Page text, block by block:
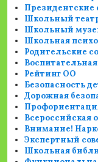
Президентские
Школьный
Школьный
Школьная
Родительские
Воспитательная
Рейтинг ОО
Безопасность
Дорожная
Всероссийская
Внимание!
Экспертный
Школьная